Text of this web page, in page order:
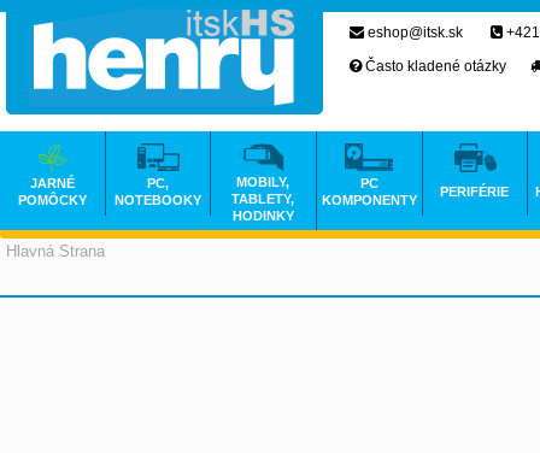
Hlavná Strana
eshop@itsk.sk
Často kladené otázky
JARNÉ
POMÔCKY
PC,
NOTEBOOKY
MOBILY,
TABLETY,
HODINKY
PC
KOMPONENTY
PERIFÉRIE